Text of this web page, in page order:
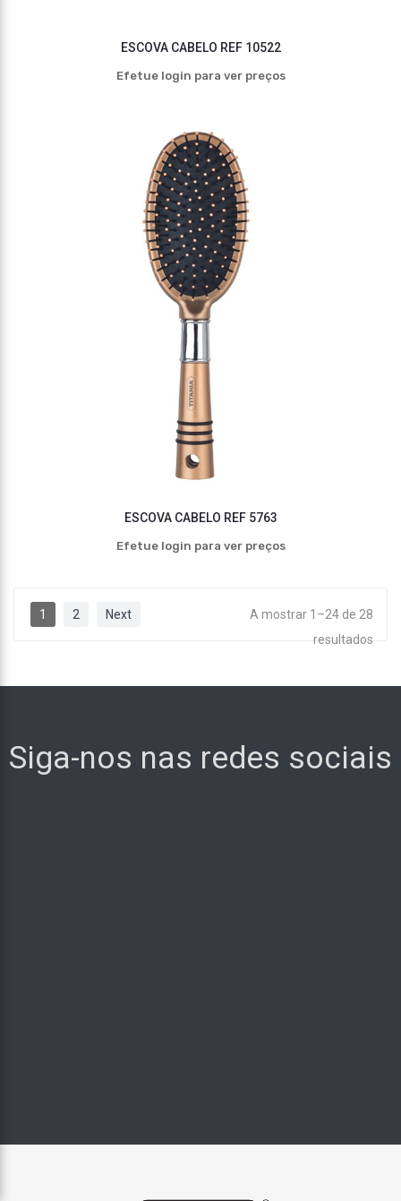
ESCOVA CABELO REF 10522
Efetue login para ver preços
ESCOVA CABELO REF 5763
Efetue login para ver preços
1 2 Next
A mostrar 1–24 de 28
resultados
Siga-nos nas redes sociais